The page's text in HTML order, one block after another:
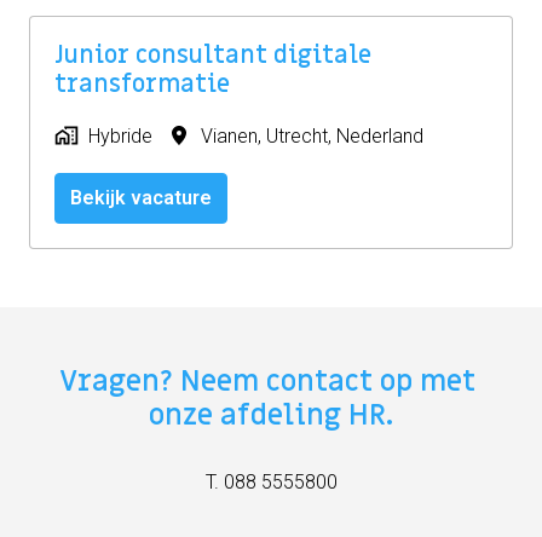
Junior consultant digitale
transformatie
Hybride Vianen, Utrecht, Nederland
Bekijk vacature
Vragen? Neem contact op met
onze afdeling HR.
T. 088 5555800